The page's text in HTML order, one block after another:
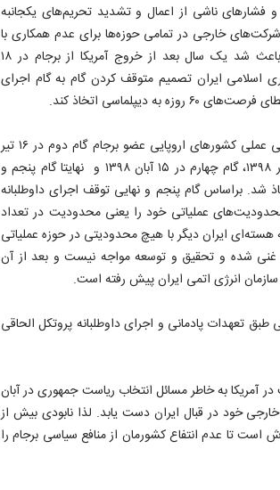
فشارهای ناشی از اعمال و تشدید تحریم‌های یکجانبه
شرکت‌های خارجی در تمامی حوزه‌ها برای عدم همکاری با
ایران و وضع تحریم‌های جدید از طرف دیگر، باعث شد یک سال بعد از خروج آمریکا از برجام در ۱۸
جمهوری اسلامی ایران تصمیم متوقف کردن گام به گام اجرای
دیپلماسی اتخاذ کند.
این دیپلمات ارشد کشورمان بیان کرد: به دنبال بی عملی کشورهای اروپایی عضو برجام گام دوم در ۱۶ تیر
۱۳۹۸ برداشته شد. سپس گام سوم در ۱۵ شهریور ۱۳۹۸، گام چهارم در ۱۵ آبان ۱۳۹۸ و نهایتا گام پنجم و
دی ماه ۱۳۹۸ (پنج ژانویه ۲۰۲۰) اتخاذ شد. براساس گام پنجم و نهایی توقف اجرای داوطلبانه
عملیاتی خود را یعنی محدودیت در تعداد
هسته‌ای ایران دیگر با هیچ محدودیتی در حوزه عملیاتی
شده و تحقیق و توسعه مواجه نیست و بعد از آن
انرژی اتمی ایران پیش رفته است.
تعهدات پادمانی و اجرای داوطلبانه پروتکل الحاقی
آمریکا به خاطر مسائل انتخاب ریاست جمهوری در آبان
خود در قبال ایران دست یابد. لذا نابودی بیش از
است تا عدم انتفاع کشورمان از منافع سیاسی برجام را